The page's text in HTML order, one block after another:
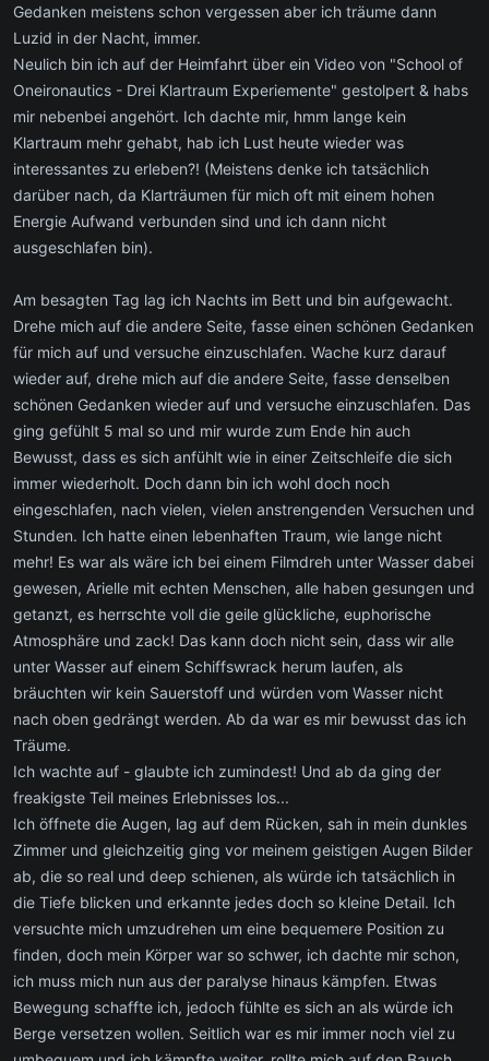
Gedanken meistens schon vergessen aber ich träume dann
Luzid in der Nacht, immer.
Neulich bin ich auf der Heimfahrt über ein Video von "School of
Oneironautics - Drei Klartraum Experiemente" gestolpert & habs
mir nebenbei angehört. Ich dachte mir, hmm lange kein
Klartraum mehr gehabt, hab ich Lust heute wieder was
interessantes zu erleben?! (Meistens denke ich tatsächlich
darüber nach, da Klarträumen für mich oft mit einem hohen
Energie Aufwand verbunden sind und ich dann nicht
ausgeschlafen bin).
Am besagten Tag lag ich Nachts im Bett und bin aufgewacht.
Drehe mich auf die andere Seite, fasse einen schönen Gedanken
für mich auf und versuche einzuschlafen. Wache kurz darauf
wieder auf, drehe mich auf die andere Seite, fasse denselben
schönen Gedanken wieder auf und versuche einzuschlafen. Das
ging gefühlt 5 mal so und mir wurde zum Ende hin auch
Bewusst, dass es sich anfühlt wie in einer Zeitschleife die sich
immer wiederholt. Doch dann bin ich wohl doch noch
eingeschlafen, nach vielen, vielen anstrengenden Versuchen und
Stunden. Ich hatte einen lebenhaften Traum, wie lange nicht
mehr! Es war als wäre ich bei einem Filmdreh unter Wasser dabei
gewesen, Arielle mit echten Menschen, alle haben gesungen und
getanzt, es herrschte voll die geile glückliche, euphorische
Atmosphäre und zack! Das kann doch nicht sein, dass wir alle
unter Wasser auf einem Schiffswrack herum laufen, als
bräuchten wir kein Sauerstoff und würden vom Wasser nicht
nach oben gedrängt werden. Ab da war es mir bewusst das ich
Träume.
Ich wachte auf - glaubte ich zumindest! Und ab da ging der
freakigste Teil meines Erlebnisses los...
Ich öffnete die Augen, lag auf dem Rücken, sah in mein dunkles
Zimmer und gleichzeitig ging vor meinem geistigen Augen Bilder
ab, die so real und deep schienen, als würde ich tatsächlich in
die Tiefe blicken und erkannte jedes doch so kleine Detail. Ich
versuchte mich umzudrehen um eine bequemere Position zu
finden, doch mein Körper war so schwer, ich dachte mir schon,
ich muss mich nun aus der paralyse hinaus kämpfen. Etwas
Bewegung schaffte ich, jedoch fühlte es sich an als würde ich
Berge versetzen wollen. Seitlich war es mir immer noch viel zu